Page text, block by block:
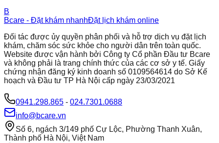
B
Bcare - Đặt khám nhanhĐặt lịch khám online
Đối tác được ủy quyền phân phối và hỗ trợ dịch vụ đặt lịch
khám, chăm sóc sức khỏe cho người dân trên toàn quốc.
Website được vận hành bởi Công ty Cổ phần Đầu tư Bcare
và không phải là trang chính thức của các cơ sở y tế. Giấy
chứng nhận đăng ký kinh doanh số 0109564614 do Sở Kế
hoạch và Đầu tư TP Hà Nội cấp ngày 23/03/2021
0941.298.865 - 024.7301.0688
info@bcare.vn
Số 6, ngách 3/149 phố Cự Lộc, Phường Thanh Xuân,
Thành phố Hà Nội, Việt Nam